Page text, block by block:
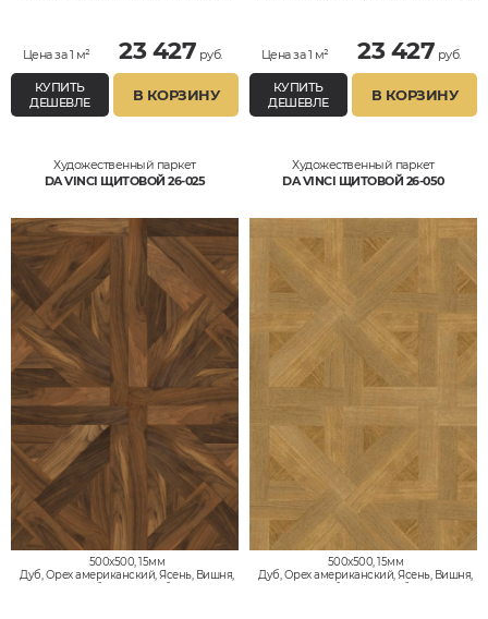
Цена за 1 м² 23 427 руб.
КУПИТЬ
ДЕШЕВЛЕ
В КОРЗИНУ
Цена за 1 м² 23 427 руб.
КУПИТЬ
ДЕШЕВЛЕ
В КОРЗИНУ
Художественный паркет
DA VINCI ЩИТОВОЙ 26-025
500x500, 15мм
Дуб, Орех американский, Ясень, Вишня,
Художественный паркет
DA VINCI ЩИТОВОЙ 26-050
500x500, 15мм
Дуб, Орех американский, Ясень, Вишня,